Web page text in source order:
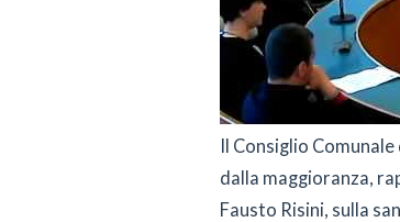
Il Consiglio
dalla maggioranza,
Fausto Risini, sulla